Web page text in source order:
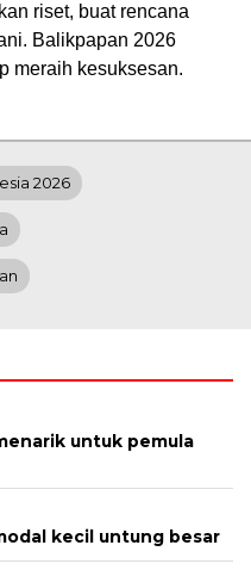
riset, buat rencana
Balikpapan 2026
meraih kesuksesan.
2026
untuk pemula
kecil untung besar